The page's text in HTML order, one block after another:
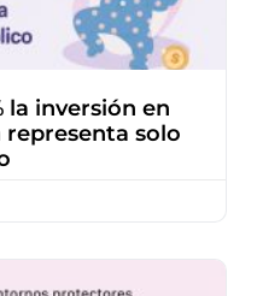
la inversión en
solo